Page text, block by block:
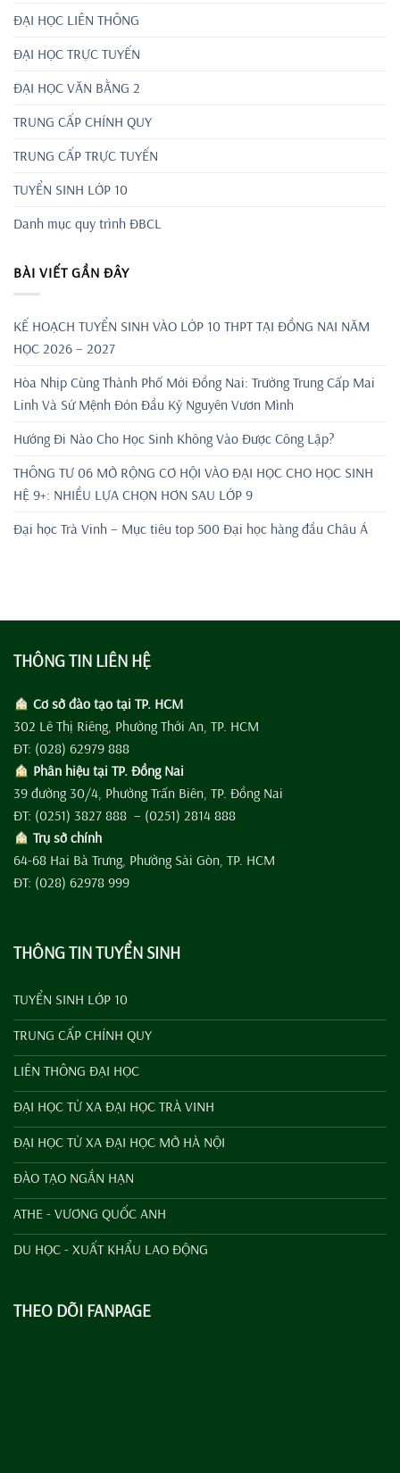
ĐẠI HỌC LIÊN THÔNG
ĐẠI HỌC TRỰC TUYẾN
ĐẠI HỌC VĂN BẰNG 2
TRUNG CẤP CHÍNH QUY
TRUNG CẤP TRỰC TUYẾN
TUYỂN SINH LỚP 10
Danh mục quy trình ĐBCL
BÀI VIẾT GẦN ĐÂY
KẾ HOẠCH TUYỂN SINH VÀO LỚP 10 THPT TẠI ĐỒNG NAI NĂM
HỌC 2026 – 2027
Hòa Nhịp Cùng Thành Phố Mới Đồng Nai: Trường Trung Cấp Mai
Linh Và Sứ Mệnh Đón Đầu Kỷ Nguyên Vươn Mình
Hướng Đi Nào Cho Học Sinh Không Vào Được Công Lập?
THÔNG TƯ 06 MỞ RỘNG CƠ HỘI VÀO ĐẠI HỌC CHO HỌC SINH
HỆ 9+: NHIỀU LỰA CHỌN HƠN SAU LỚP 9
Đại học Trà Vinh – Mục tiêu top 500 Đại học hàng đầu Châu Á
THÔNG TIN LIÊN HỆ
Cơ sở đào tạo tại TP. HCM
302 Lê Thị Riêng, Phường Thới An, TP. HCM
ĐT: (028) 62979 888
Phân hiệu tại TP. Đồng Nai
39 đường 30/4, Phường Trấn Biên, TP. Đồng Nai
ĐT: (0251) 3827 888 – (0251) 2814 888
Trụ sở chính
64-68 Hai Bà Trưng, Phường Sài Gòn, TP. HCM
ĐT: (028) 62978 999
THÔNG TIN TUYỂN SINH
TUYỂN SINH LỚP 10
TRUNG CẤP CHÍNH QUY
LIÊN THÔNG ĐẠI HỌC
ĐẠI HỌC TỪ XA ĐẠI HỌC TRÀ VINH
ĐẠI HỌC TỪ XA ĐẠI HỌC MỞ HÀ NỘI
ĐÀO TẠO NGẮN HẠN
ATHE - VƯƠNG QUỐC ANH
DU HỌC - XUẤT KHẨU LAO ĐỘNG
THEO DÕI FANPAGE